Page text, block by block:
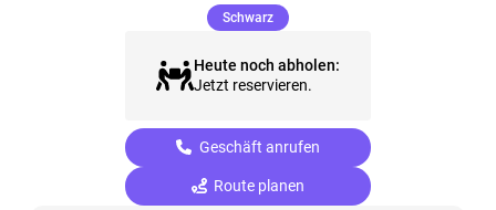
Schwarz(ausgewählt)
Heute noch abholen:
Jetzt reservieren.
Geschäft anrufen
Route planen